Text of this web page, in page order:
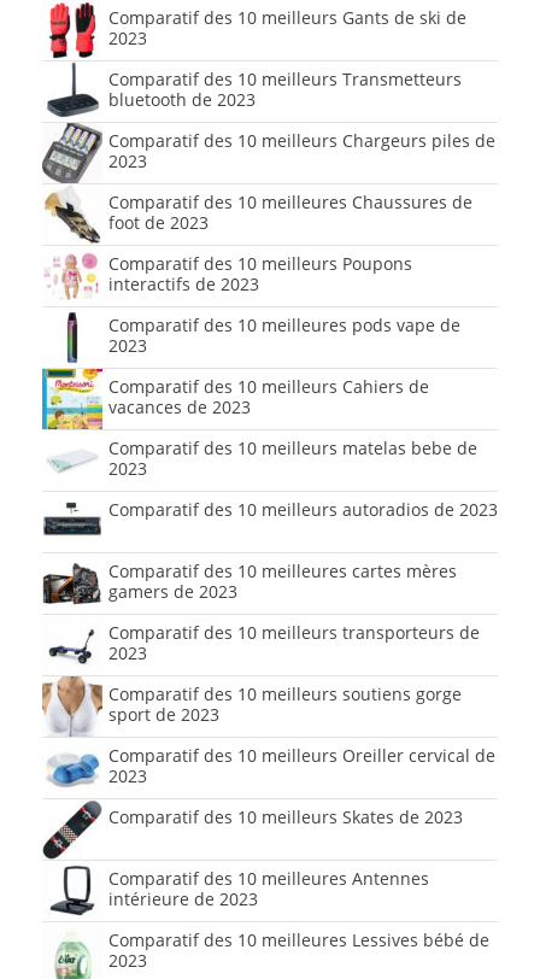
Comparatif des 10 meilleurs Gants de ski de
2023
Comparatif des 10 meilleurs Transmetteurs
bluetooth de 2023
Comparatif des 10 meilleurs Chargeurs piles de
2023
Comparatif des 10 meilleures Chaussures de
foot de 2023
Comparatif des 10 meilleurs Poupons
interactifs de 2023
Comparatif des 10 meilleures pods vape de
2023
Comparatif des 10 meilleurs Cahiers de
vacances de 2023
Comparatif des 10 meilleurs matelas bebe de
2023
Comparatif des 10 meilleurs autoradios de 2023
Comparatif des 10 meilleures cartes mères
gamers de 2023
Comparatif des 10 meilleurs transporteurs de
2023
Comparatif des 10 meilleurs soutiens gorge
sport de 2023
Comparatif des 10 meilleurs Oreiller cervical de
2023
Comparatif des 10 meilleurs Skates de 2023
Comparatif des 10 meilleures Antennes
intérieure de 2023
Comparatif des 10 meilleures Lessives bébé de
2023